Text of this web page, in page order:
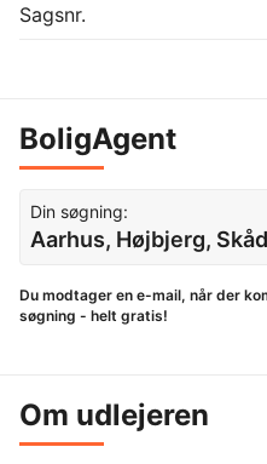
Sagsnr.
BoligAgent
Din søgning:
Aarhus, Højbjerg,
Du modtager en e-mail, når der
søgning - helt gratis!
Om udlejeren